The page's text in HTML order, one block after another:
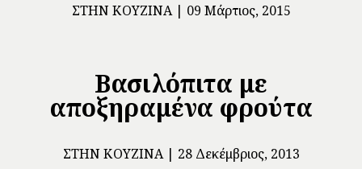
ΣΤΗΝ ΚΟΥΖΊΝΑ 09 Μάρτιος, 2015
Bασιλόπιτα με
αποξηραμένα φρούτα
ΣΤΗΝ ΚΟΥΖΊΝΑ 28 Δεκέμβριος, 2013